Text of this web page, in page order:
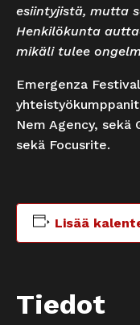
esiintyjistä, mutta
Henkilökunta
mikäli tulee
Emergenza
Nem Agency, sekä
sekä Focusrite.
Lisää
Tiedot